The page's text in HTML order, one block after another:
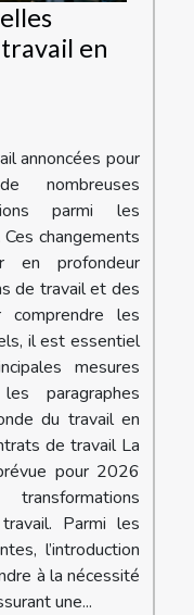
en
annoncées pour
nombreuses
parmi les
changements
en profondeur
de travail et des
les
il est essentiel
mesures
paragraphes
du travail en
de travail La
pour 2026
Parmi les
l’introduction
à la nécessité
une...